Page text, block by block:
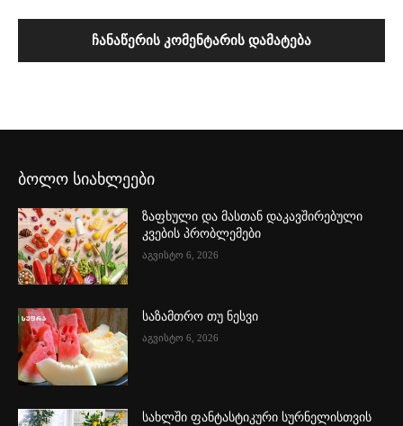
ბოლო სიახლეები
ზაფხული და მასთან დაკავშირებული
კვების პრობლემები
აგვისტო 6, 2026
საზამთრო თუ ნესვი
აგვისტო 6, 2026
სახლში ფანტასტიკური სურნელისთვის